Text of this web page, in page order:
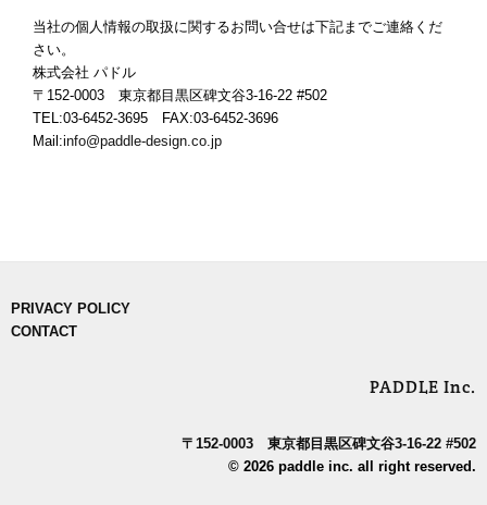
当社の個人情報の取扱に関するお問い合せは下記までご連絡くだ
さい。
株式会社 パドル
〒152-0003 東京都目黒区碑文谷3-16-22 #502
TEL:03-6452-3695 FAX:03-6452-3696
Mail:info@paddle-design.co.jp
PRIVACY POLICY
CONTACT
PADDLE Inc.
〒152-0003 東京都目黒区碑文谷3-16-22 #502
© 2026 paddle inc. all right reserved.